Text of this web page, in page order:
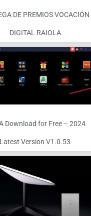
DE PREMIOS VOCACIÓN
DIGITAL RAIOLA
Download for Free – 2024
Latest Version V1.0.53